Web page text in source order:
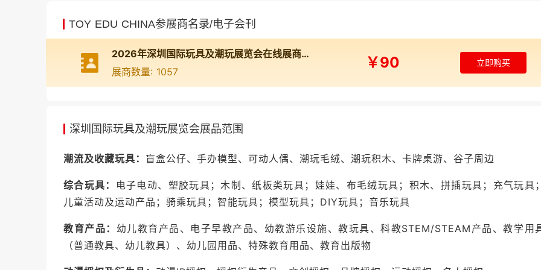
童车与婴童品牌：宝宝好、乐美达、Abon、ACLOSMIL、coolbaby
TOY EDU CHINA参展商名录/电子会刊
2026年深圳国际玩具及潮玩展览会在线展商名录
展商数量: 1057
￥90 立即购买
深圳国际玩具及潮玩展览会展品范围
潮流及收藏玩具： 盲盒公仔、手办模型、可动人偶、潮玩毛绒、潮玩积木、卡牌桌游、谷子周边
综合玩具：
电子电动、塑胶玩具；木制、纸板类玩具；娃娃、布毛绒玩具；积木、拼插玩具；充气玩具
儿童活动及运动产品；骑乘玩具；智能玩具；模型玩具；DIY玩具；音乐玩具
教育产品： 幼儿教育产品、电子早教产品、幼教游乐设施、教玩具、科教STEM/STEAM产品、教学用
（普通教具、幼儿教具）、幼儿园用品、特殊教育用品、教育出版物